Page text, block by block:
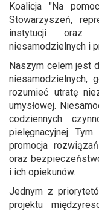
Koalicja "Na
Stowarzyszeń,
instytucji oraz
niesamodzielnych i
Naszym celem jest
niesamodzielnych,
rozumieć utratę
umysłowej.
codziennych
pielęgnacyjnej.
promocja
oraz
i ich opiekunów.
Jednym z
projektu